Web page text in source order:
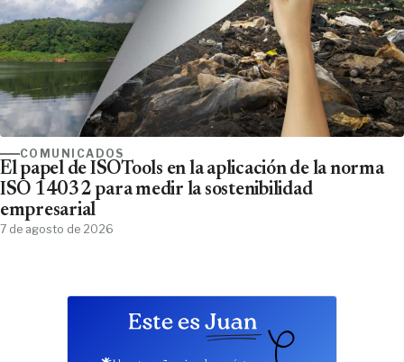
COMUNICADOS
El papel de ISOTools en la aplicación de la norma
ISO 14032 para medir la sostenibilidad
empresarial
7 de agosto de 2026